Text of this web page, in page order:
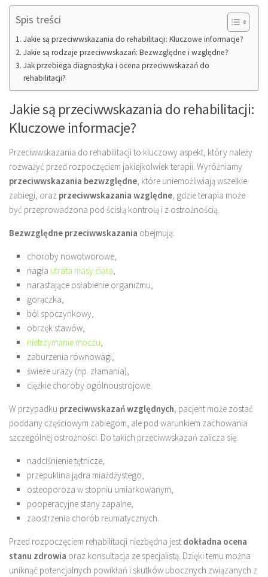
Spis treści
Jakie są przeciwwskazania do rehabilitacji: Kluczowe informacje?
Jakie są rodzaje przeciwwskazań: Bezwzględne i względne?
Jak przebiega diagnostyka i ocena przeciwwskazań do
rehabilitacji?
Jakie są przeciwwskazania do rehabilitacji:
Kluczowe informacje?
Przeciwwskazania do rehabilitacji to kluczowy aspekt, który należy
rozważyć przed rozpoczęciem jakiejkolwiek terapii. Wyróżniamy
przeciwwskazania bezwzględne, które uniemożliwiają wszelkie
zabiegi, oraz przeciwwskazania względne, gdzie terapia może
być przeprowadzona pod ścisłą kontrolą i z ostrożnością.
Bezwzględne przeciwwskazania obejmują:
choroby nowotworowe,
nagła utrata masy ciała,
narastające osłabienie organizmu,
gorączka,
ból spoczynkowy,
obrzęk stawów,
nietrzymanie moczu,
zaburzenia równowagi,
świeże urazy (np. złamania),
ciężkie choroby ogólnoustrojowe.
W przypadku przeciwwskazań względnych, pacjent może zostać
poddany częściowym zabiegom, ale pod warunkiem zachowania
szczególnej ostrożności. Do takich przeciwwskazań zalicza się:
nadciśnienie tętnicze,
przepuklina jądra miażdżystego,
osteoporoza w stopniu umiarkowanym,
pooperacyjne stany zapalne,
zaostrzenia chorób reumatycznych.
Przed rozpoczęciem rehabilitacji niezbędna jest dokładna ocena
stanu zdrowia oraz konsultacja ze specjalistą. Dzięki temu można
uniknąć potencjalnych powikłań i skutków ubocznych związanych z